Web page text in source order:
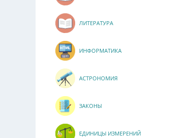
ЛИТЕРАТУРА
ИНФОРМАТИКА
АСТРОНОМИЯ
ЗАКОНЫ
ЕДИНИЦЫ ИЗМЕРЕНИЙ